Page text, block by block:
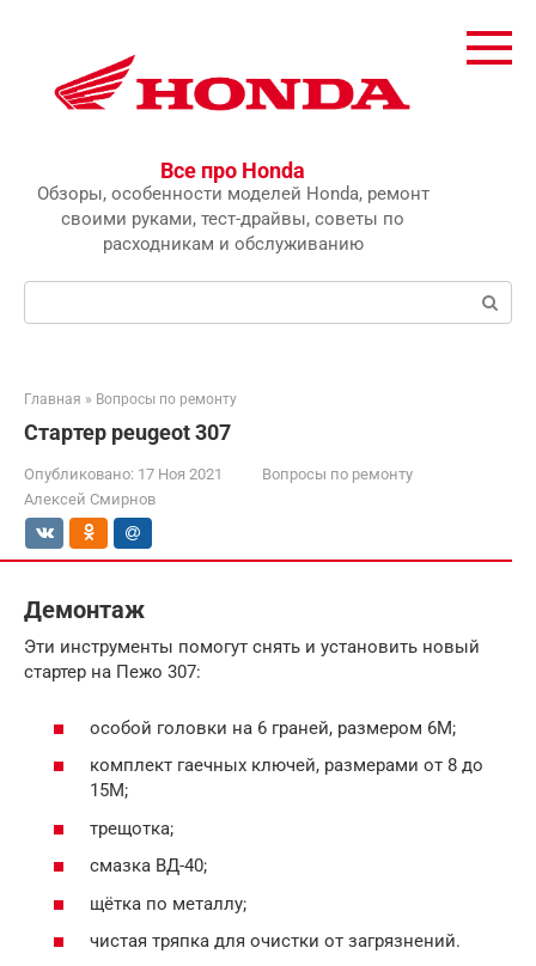
Все про Honda
Обзоры, особенности моделей Honda, ремонт
своими руками, тест-драйвы, советы по
расходникам и обслуживанию
Главная » Вопросы по ремонту
Стартер peugeot 307
Опубликовано: 17 Ноя 2021
Вопросы по ремонту
Алексей Смирнов
Демонтаж
Эти инструменты помогут снять и установить новый
стартер на Пежо 307:
особой головки на 6 граней, размером 6М;
комплект гаечных ключей, размерами от 8 до
15М;
трещотка;
смазка ВД-40;
щётка по металлу;
чистая тряпка для очистки от загрязнений.